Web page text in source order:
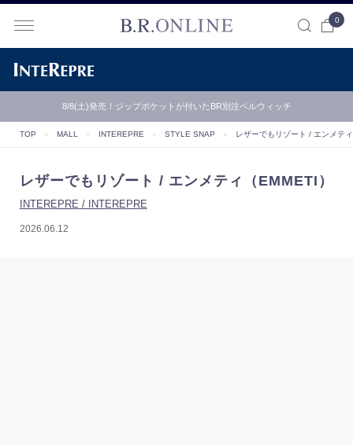
0
8/8(土)発売！ジップポケットが付いたBR別注ベルウィッチ
TOP ＞ MALL ＞ INTEREPRE ＞ STYLE SNAP ＞ レザーでもリゾート / エンメテ
レザーでもリゾート / エンメティ（EMMETI）
INTEREPRE / INTEREPRE
2026.06.12